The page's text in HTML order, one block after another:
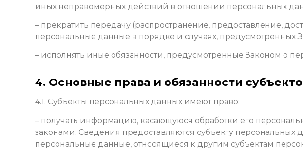
иных неправомерных действий в отношении персональных
– прекратить передачу (распространение, предоставление,
персональные данные в порядке и случаях, предусмотренных
– исполнять иные обязанности, предусмотренные Законом о
4. Основные права и обязанности
4.1. Субъекты персональных данных имеют право:
– получать информацию, касающуюся обработки его
законами. Сведения предоставляются субъекту
персональные данные, относящиеся к другим субъектам